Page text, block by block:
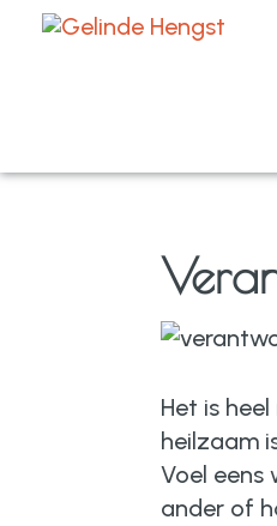
Het is
heilzaam
Voel eens
ander of